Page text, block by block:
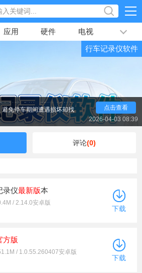
应用 硬件 电视 排行榜
行车记录仪软件
行的各类需求，让出行更安
模式，车辆熄火后，软件可
辆被剐蹭、碰撞，自动启
免停车期间遭遇损坏却找
点击查看
2026-04-03 08:39
评论(0)
录仪最新版本
/ 2.14.0安卓版
下载
方版
/ 1.0.55.260407安卓版
下载